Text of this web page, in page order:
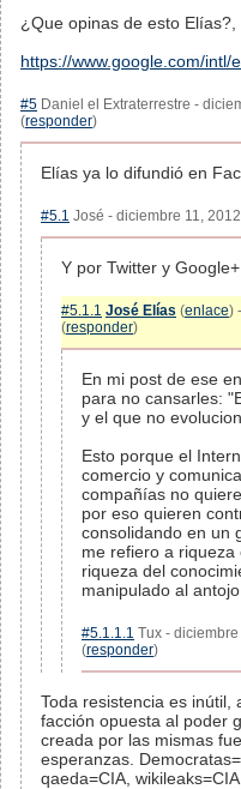
¿Que opinas de esto Elías?,
https://www.google.com/intl/
#5 Daniel el Extraterrestre -
(responder)
Elías ya lo difundió en
#5.1 José - diciembre 11,
Y por Twitter y Google+.
#5.1.1 José Elías (enlace)
(responder)
En mi post de ese
para no cansarles:
y el que no
Esto porque el
comercio y
compañías no
por eso quieren
consolidando en un
me refiero a riqueza
riqueza del
manipulado al
#5.1.1.1 Tux -
(responder)
Toda resistencia es inútil,
facción opuesta al poder
creada por las mismas
esperanzas.
qaeda=CIA,